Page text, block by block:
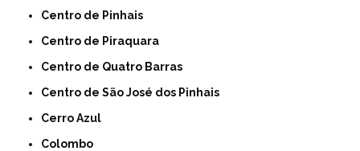
Centro de Pinhais
Centro de Piraquara
Centro de Quatro Barras
Centro de São José dos Pinhais
Cerro Azul
Colombo